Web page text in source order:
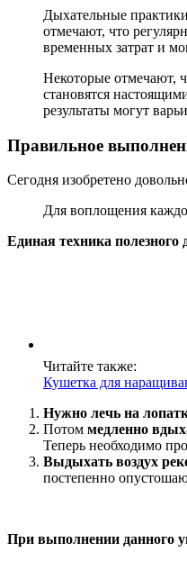
Дыхательные
отмечают, что
временных затрат и
Некоторые отмечают,
становятся
результаты могут
Правильное
Сегодня изобретено
Для воплощения
Единая техника
Читайте также:
Кушетка для
Нужно лечь на
Потом медленно
Теперь необходимо
Выдыхать воздух
постепенно
При выполнении данного